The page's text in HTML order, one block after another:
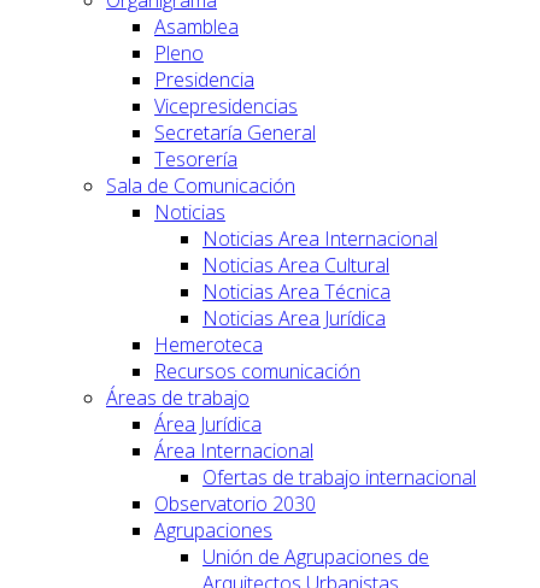
Asamblea
Pleno
Presidencia
Vicepresidencias
Secretaría General
Tesorería
Sala de Comunicación
Noticias
Noticias Area Internacional
Noticias Area Cultural
Noticias Area Técnica
Noticias Area Jurídica
Hemeroteca
Recursos comunicación
Áreas de trabajo
Área Jurídica
Área Internacional
Ofertas de trabajo internacional
Observatorio 2030
Agrupaciones
Unión de Agrupaciones de